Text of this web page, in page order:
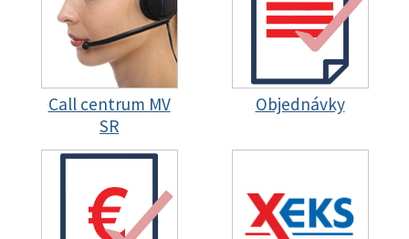
Call centrum MV
SR
Objednávky